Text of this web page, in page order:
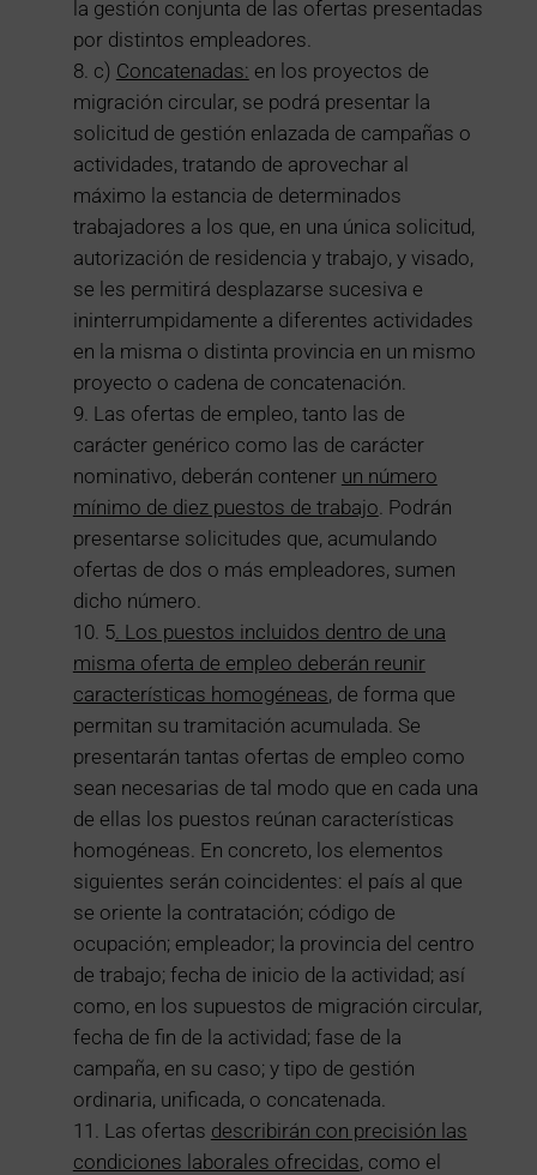
la gestión conjunta de las ofertas presentadas
por distintos empleadores.
c) Concatenadas: en los proyectos de
migración circular, se podrá presentar la
solicitud de gestión enlazada de campañas o
actividades, tratando de aprovechar al
máximo la estancia de determinados
trabajadores a los que, en una única solicitud,
autorización de residencia y trabajo, y visado,
se les permitirá desplazarse sucesiva e
ininterrumpidamente a diferentes actividades
en la misma o distinta provincia en un mismo
proyecto o cadena de concatenación.
Las ofertas de empleo, tanto las de
carácter genérico como las de carácter
nominativo, deberán contener un número
mínimo de diez puestos de trabajo . Podrán
presentarse solicitudes que, acumulando
ofertas de dos o más empleadores, sumen
dicho número.
5. Los puestos incluidos dentro de una
misma oferta de empleo deberán reunir
características homogéneas, de forma que
permitan su tramitación acumulada. Se
presentarán tantas ofertas de empleo como
sean necesarias de tal modo que en cada una
de ellas los puestos reúnan características
homogéneas. En concreto, los elementos
siguientes serán coincidentes: el país al que
se oriente la contratación; código de
ocupación; empleador; la provincia del centro
de trabajo; fecha de inicio de la actividad; así
como, en los supuestos de migración circular,
fecha de fin de la actividad; fase de la
campaña, en su caso; y tipo de gestión
ordinaria, unificada, o concatenada.
Las ofertas describirán con precisión las
condiciones laborales ofrecidas, como el